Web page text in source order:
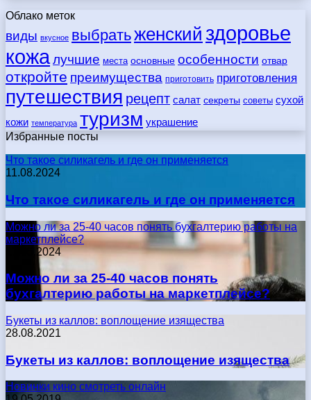
Облако меток
виды вкусное выбратьженский здоровье
кожалучшие места основные особенности отвар
откройте преимущества приготовить приготовления
путешествия рецепт салат секреты советы сухой
кожи температура туризм украшение
Избранные посты
Что такое силикагель и где он применяется
11.08.2024
Что такое силикагель и где он применяется
Можно ли за 25-40 часов понять бухгалтерию работы на
маркетплейсе?
17.05.2024
Можно ли за 25-40 часов понять
бухгалтерию работы на маркетплейсе?
Букеты из каллов: воплощение изящества
28.08.2021
Букеты из каллов: воплощение изящества
Новинки кино смотреть онлайн